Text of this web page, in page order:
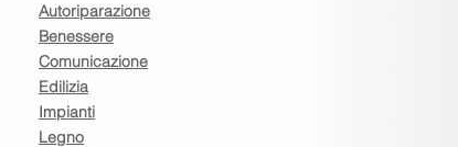
Autoriparazione
Benessere
Comunicazione
Edilizia
Impianti
Legno